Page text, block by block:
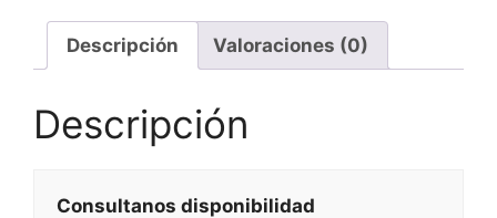
Descripción Valoraciones (0)
Descripción
Consultanos disponibilidad